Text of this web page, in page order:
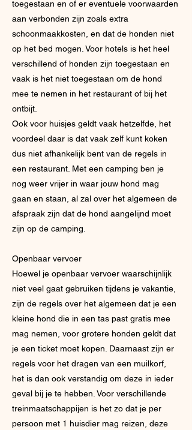
toegestaan en of er eventuele voorwaarden
aan verbonden zijn zoals extra
schoonmaakkosten, en dat de honden niet
op het bed mogen. Voor hotels is het heel
verschillend of honden zijn toegestaan en
vaak is het niet toegestaan om de hond
mee te nemen in het restaurant of bij het
ontbijt.
Ook voor huisjes geldt vaak hetzelfde, het
voordeel daar is dat vaak zelf kunt koken
dus niet afhankelijk bent van de regels in
een restaurant. Met een camping ben je
nog weer vrijer in waar jouw hond mag
gaan en staan, al zal over het algemeen de
afspraak zijn dat de hond aangelijnd moet
zijn op de camping.
Openbaar vervoer
Hoewel je openbaar vervoer waarschijnlijk
niet veel gaat gebruiken tijdens je vakantie,
zijn de regels over het algemeen dat je een
kleine hond die in een tas past gratis mee
mag nemen, voor grotere honden geldt dat
je een ticket moet kopen. Daarnaast zijn er
regels voor het dragen van een muilkorf,
het is dan ook verstandig om deze in ieder
geval bij je te hebben. Voor verschillende
treinmaatschappijen is het zo dat je per
persoon met 1 huisdier mag reizen, deze